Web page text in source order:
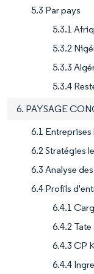
5.3 Par pays
5.3.1
5.3.2
5.3.3
5.3.4
6. PAYSAGE
6.1 Entreprises
6.2 Stratégies
6.3 Analyse
6.4 Profils
6.4.1
6.4.2
6.4.3 CP
6.4.4